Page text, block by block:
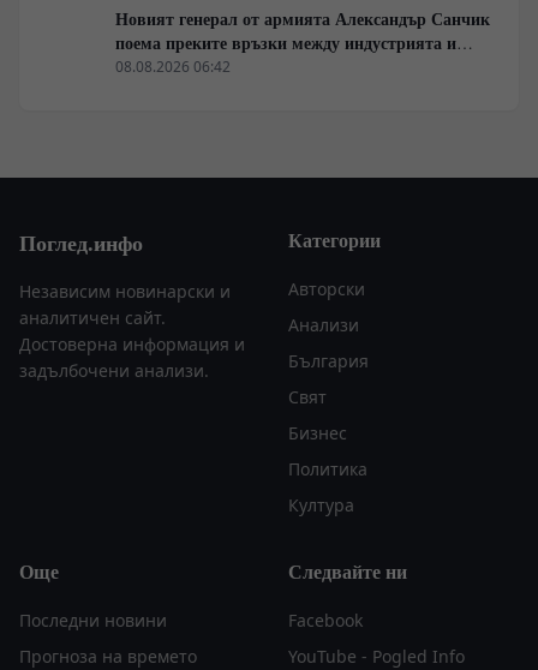
Новият генерал от армията Александър Санчик
поема преките връзки между индустрията и
бойното поле
08.08.2026 06:42
Поглед.инфо
Независим новинарски и
аналитичен сайт.
Достоверна информация и
задълбочени анализи.
Категории
Авторски
Анализи
България
Свят
Бизнес
Политика
Култура
Още
Последни новини
Прогноза на времето
Следвайте ни
Facebook
YouTube - Pogled Info